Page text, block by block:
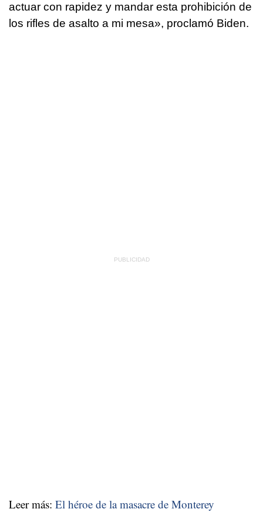
actuar con rapidez y mandar esta prohibición de
los rifles de asalto a mi mesa», proclamó Biden.
Leer más: El héroe de la masacre de Monterey